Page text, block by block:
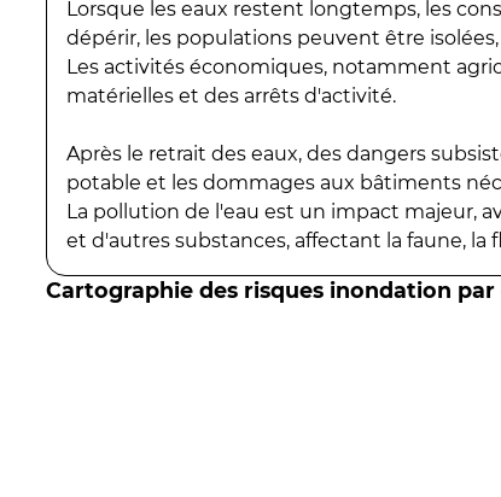
Lorsque les eaux restent longtemps, les
dépérir, les populations peuvent être
Les activités économiques, notamment
matérielles et des arrêts d'activité.
Après le retrait des eaux, des dangers
potable et les dommages aux bâtiments
La pollution de l'eau est un impact majeur,
et d'autres substances, affectant la faune, la
Cartographie des risques inondation